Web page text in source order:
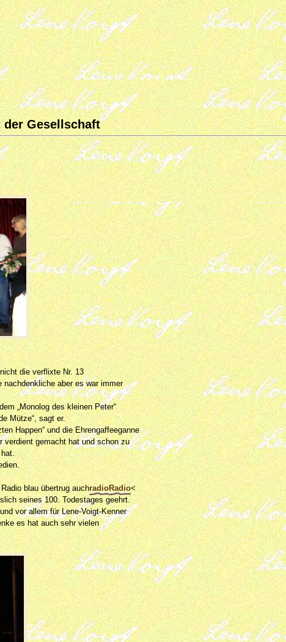
der Gesellschaft
die verflixte Nr. 13
nachdenkliche aber es war immer
„Monolog des kleinen Peter“
Mütze“, sagt er.
Happen“ und die Ehrengaffeeganne
verdient gemacht hat und schon zu
blau übertrug auchradioRadio<
seines 100. Todestages geehrt.
vor allem für Lene-Voigt-Kenner
es hat auch sehr vielen